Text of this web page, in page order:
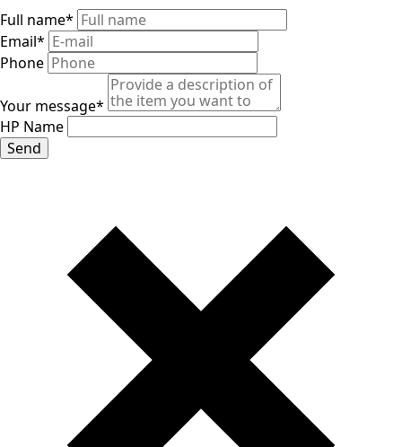
Full name*
Email*
Phone
Your message*
HP Name
Send